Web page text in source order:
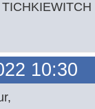
10:30